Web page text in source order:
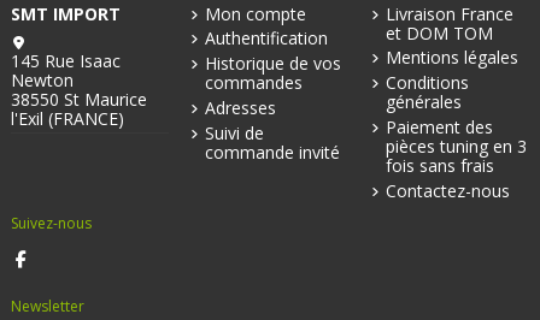
SMT IMPORT
145 Rue Isaac
Newton
38550 St Maurice
l'Exil (FRANCE)
Mon compte
Authentification
Historique de vos
commandes
Adresses
Suivi de
commande invité
Livraison France
et DOM TOM
Mentions légales
Conditions
générales
Paiement des
pièces tuning en 3
fois sans frais
Contactez-nous
Suivez-nous
Newsletter